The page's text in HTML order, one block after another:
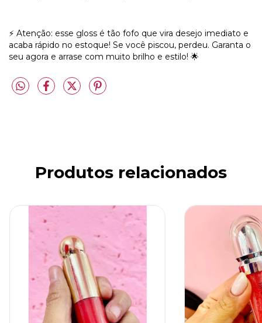
⚡ Atenção: esse gloss é tão fofo que vira desejo imediato e
acaba rápido no estoque! Se você piscou, perdeu. Garanta o
seu agora e arrase com muito brilho e estilo! 🌟
Produtos relacionados